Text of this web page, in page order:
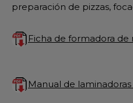
preparación de pizzas,
Ficha de formadora de
Manual de